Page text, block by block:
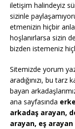
iletişim halindeyiz
sizinle
etmenizin hiçbir
hoşlanırlarsa sizin
bizden istemeniz
Sitemizde yorum
aradığınızı, bu
bayan
ana sayfasında
arkadaş arayan,
arayan, eş